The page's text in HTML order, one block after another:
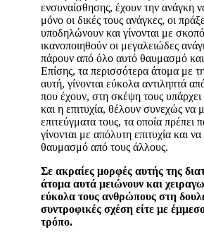
ενσυναίσθησης, έχουν την ανάγκη
μόνο οι δικές τους ανάγκες, οι
υποδηλώνουν και γίνονται με
ικανοποιηθούν οι μεγαλειώδες
πάρουν από όλο αυτό θαυμασμό και
Επίσης, τα περισσότερα άτομα με
αυτή, γίνονται εύκολα αντιληπτά
που έχουν, στη σκέψη τους
και η επιτυχία, θέλουν συνεχώς να
επιτεύγματα τους, τα οποία πρέπει
γίνονται με απόλυτη επιτυχία και
θαυμασμό από τους άλλους.
Σε ακραίες μορφές αυτής της
άτομα αυτά μειώνουν και
εύκολα τους ανθρώπους στη
συντροφικές σχέση είτε με
τρόπο.